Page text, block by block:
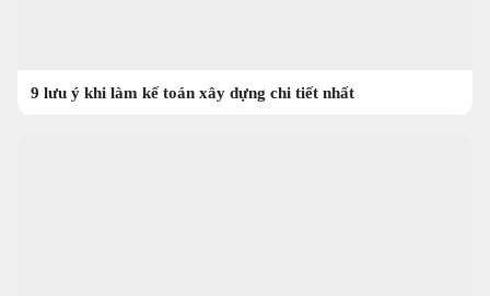
9 lưu ý khi làm kế toán xây dựng chi tiết nhất